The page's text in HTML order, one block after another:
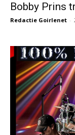
Bobby Prins
Redactie Goirlenet -